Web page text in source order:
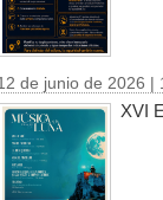
de junio de 2026 |
XVI